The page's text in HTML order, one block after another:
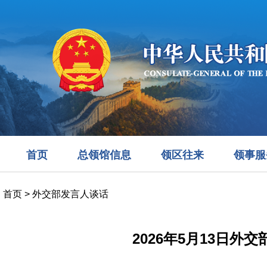
首页 总领馆信息 领区往来 领事
首页 > 外交部发言人谈话
2026年5月13日外交